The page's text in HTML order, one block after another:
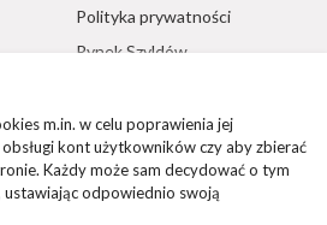
m.in. w celu poprawienia jej
kont użytkowników czy aby zbierać
Każdy może sam decydować o tym
ustawiając odpowiednio swoją
Polityka prywatności
Rynek Szyldów
Płatności realizowane
przez: